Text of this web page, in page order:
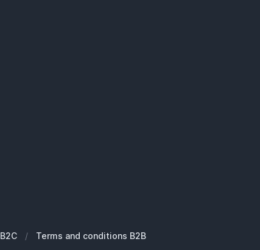
/ Terms and conditions B2B